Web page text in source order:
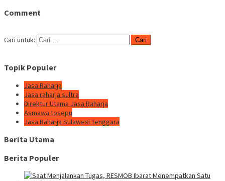
Comment
Cari untuk:
Topik Populer
Jasa Raharja
Jasa raharja sultra
Direktur Utama Jasa Raharja
Asmawa tosepu
Jasa Raharja Sulawesi Tenggara
Berita Utama
Berita Populer